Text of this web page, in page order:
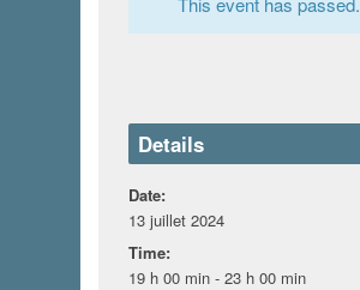
Details
Date:
13 juillet 2024
Time:
19 h 00 min - 23 h 00 min